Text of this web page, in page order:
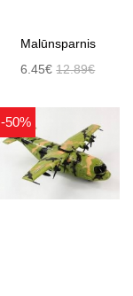
Malūnsparnis
6.45€12.89€
-50%